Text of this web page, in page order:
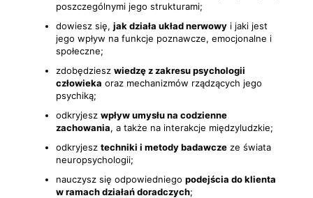
poszczególnymi jego strukturami;
dowiesz się,jak działa układ nerwowy i jaki jest
jego wpływ na funkcje poznawcze, emocjonalne i
społeczne;
zdobędzieszwiedzę z zakresu psychologii
człowieka oraz mechanizmów rządzących jego
psychiką;
odkryjeszwpływ umysłu na codzienne
zachowania, a także na interakcje międzyludzkie;
odkryjesztechniki i metody badawcze ze świata
neuropsychologii;
nauczysz się odpowiedniegopodejścia do klienta
w ramach działań doradczych;